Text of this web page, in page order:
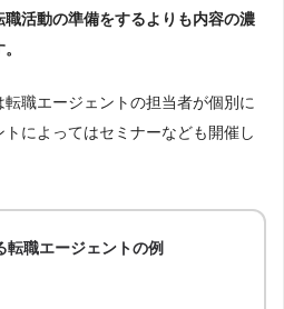
活動の準備をするよりも内容の濃
職エージェントの担当者が個別に
によってはセミナーなども開催し
職エージェントの例